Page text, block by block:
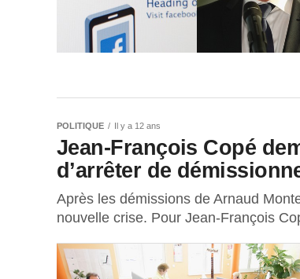
POLITIQUE Il y a 12 ans
Jean-François Copé
d’arrêter de
Après les démissions de Arnaud
nouvelle crise. Pour Jean-François